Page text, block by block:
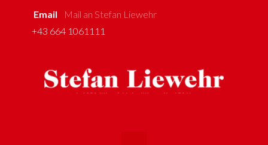
Zum Hauptinhalt springen
Email
Mail an Stefan Liewehr
+43 664 1061111